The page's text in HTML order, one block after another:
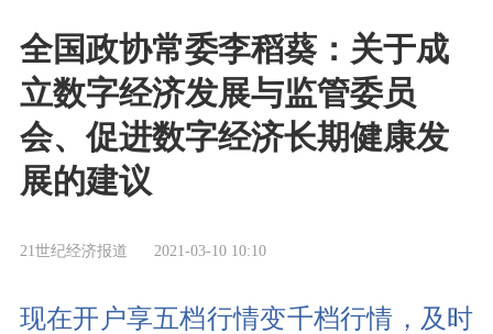
全国政协常委李稻葵：关于成
立数字经济发展与监管委员
会、促进数字经济长期健康发
展的建议
21世纪经济报道 2021-03-10 10:10
现在开户享五档行情变千档行情，及时